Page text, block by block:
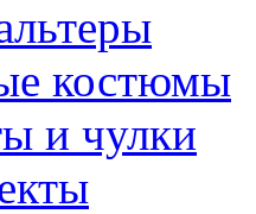
костюмы
и чулки